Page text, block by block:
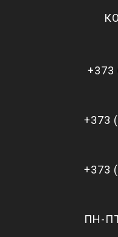
+373
+373
+373
ПН-